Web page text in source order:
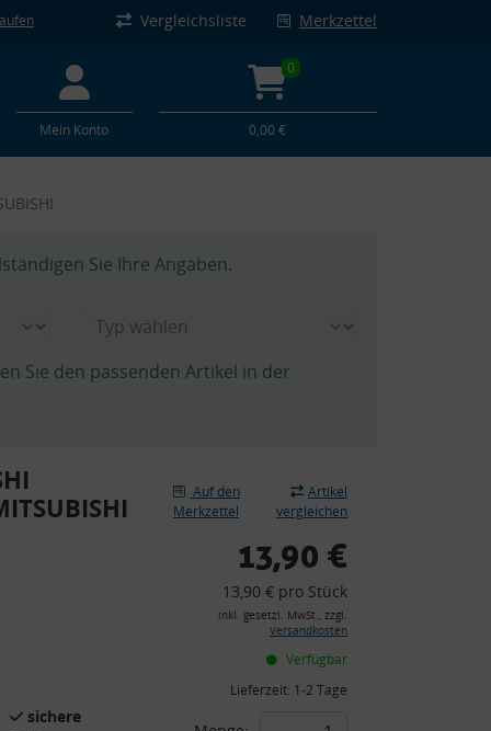
Vergleichsliste Merkzettel
Mein Konto
0
0,00 €
Sie Ihre Angaben.
Sie den passenden Artikel in der
sichere
Auf den
Merkzettel
Artikel
vergleichen
13,90 €
13,90 € pro Stück
inkl. gesetzl. MwSt., zzgl.
Versandkosten
Verfügbar
Lieferzeit: 1-2 Tage